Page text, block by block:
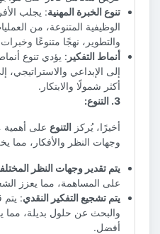
تنوع الخبرة المهنية: يجلب
الوظيفية المتنوعة، من
والتطوير، نهجًا متنوعًا
أنماط التفكير : يؤدي تنوع
إلى الإبداعي
أكثر شمولًا والابتكار.
3. التنوع:
أخيرًا، يُركز التنوع على
وجهات النظر والأفكار، مما
يتم تقدير وجهات النظر
على المساهمة، مما يعزز
يتم تشجيع التفكير النقدي: يتم
والبحث عن حلول بديلة، مما
أفضل.